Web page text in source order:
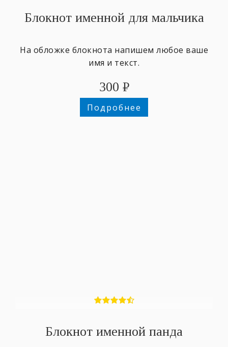
Блокнот именной для мальчика
На обложке блокнота напишем любое ваше
имя и текст.
300 ₽
Подробнее
Блокнот именной панда